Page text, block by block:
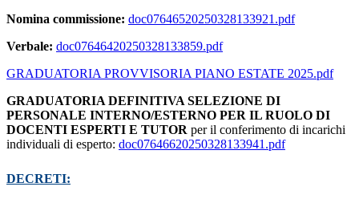
Nomina commissione: doc07646520250328133921.pdf
Verbale: doc07646420250328133859.pdf
GRADUATORIA PROVVISORIA PIANO ESTATE 2025.pdf
GRADUATORIA DEFINITIVA SELEZIONE DI
PERSONALE INTERNO/ESTERNO PER IL RUOLO DI
DOCENTI ESPERTI E TUTOR per il conferimento di incarichi
individuali di esperto: doc07646620250328133941.pdf
DECRETI: